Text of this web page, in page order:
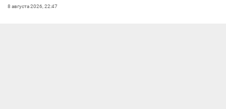
8 августа 2026, 22:47